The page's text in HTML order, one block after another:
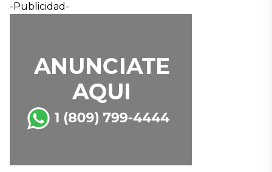
-Publicidad-